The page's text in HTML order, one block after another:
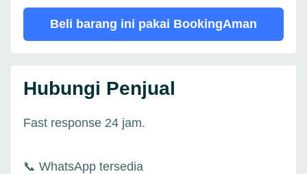
Beli barang ini pakai BookingAman
Hubungi Penjual
Fast response 24 jam.
📞 WhatsApp tersedia